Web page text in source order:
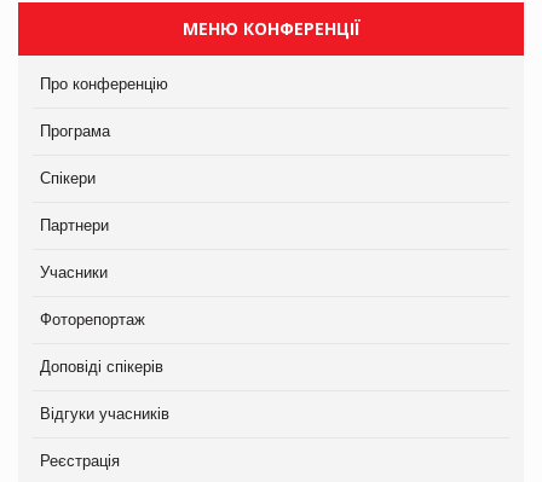
МЕНЮ КОНФЕРЕНЦІЇ
Про конференцію
Програма
Спікери
Партнери
Учасники
Фоторепортаж
Доповіді спікерів
Відгуки учасників
Реєстрація